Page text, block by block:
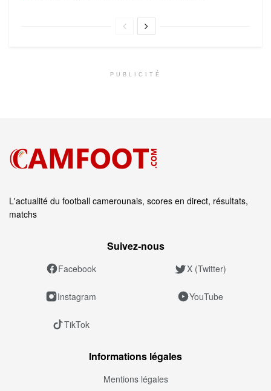
PUBLICITÉ
L'actualité du football camerounais, scores en direct, résultats,
matchs
Suivez‑nous
Facebook X (Twitter)
Instagram YouTube
TikTok
Informations légales
Mentions légales